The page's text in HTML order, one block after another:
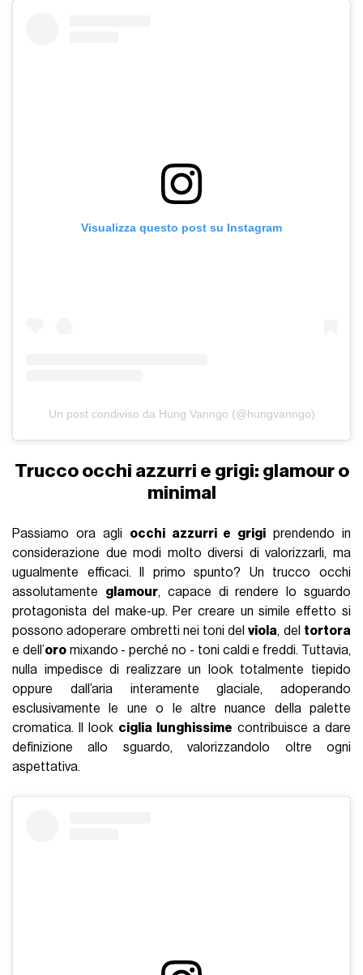
Visualizza questo post su Instagram
Un post condiviso da Hung Vanngo (@hungvanngo)
Trucco occhi azzurri e grigi: glamour o
minimal
Passiamo ora agli occhi azzurri e grigi prendendo in
considerazione due modi molto diversi di valorizzarli, ma
ugualmente efficaci. Il primo spunto? Un trucco occhi
assolutamente glamour, capace di rendere lo sguardo
protagonista del make-up. Per creare un simile effetto si
possono adoperare ombretti nei toni delviola, del tortora
e dell’oromixando - perché no - toni caldi e freddi. Tuttavia,
nulla impedisce di realizzare un look totalmente tiepido
oppure dall’aria interamente glaciale, adoperando
esclusivamente le une o le altre nuance della palette
cromatica. Il look ciglia lunghissime contribuisce a dare
definizione allo sguardo, valorizzandolo oltre ogni
aspettativa.